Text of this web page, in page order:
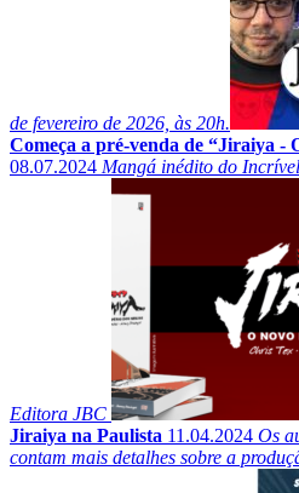
de fevereiro de 2026, às 20h.
Começa a pré-venda de “Jiraiya -
08.07.2024 Mangá inédito do
Editora JBC
Jiraiya na Paulista 11.04.2024 Os
contam mais detalhes sobre a